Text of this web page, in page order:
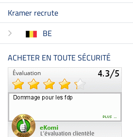
Kramer recrute
BE
ACHETER EN TOUTE SÉCURITÉ